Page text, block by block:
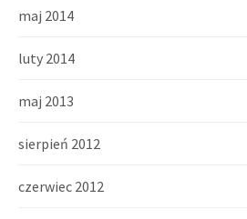
maj 2014
luty 2014
maj 2013
sierpień 2012
czerwiec 2012